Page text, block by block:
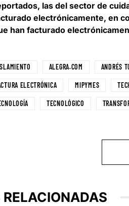
las del sector de
electrónicamente, en
han facturado
ALEGRA.COM ANDRÉS
ELECTRÓNICA MIPYMES
TECNOLÓGICO